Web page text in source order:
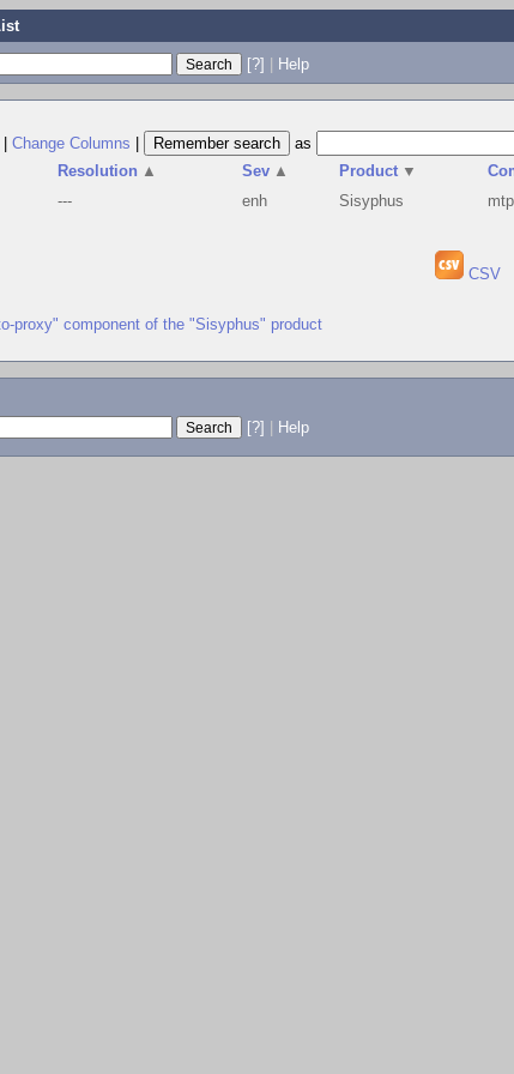
[?] | Help
Change Columns
as
Resolution ▲ Sev ▲ Product ▼
--- enh Sisyphus
CSV
proxy" component of the "Sisyphus" product
[?] Help